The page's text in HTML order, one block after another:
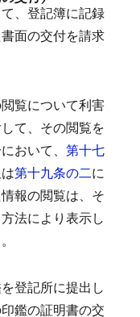
、登記簿に記録
面の交付を請求
覧について利害
て、その閲覧を
おいて、 第十七
第十九条の二に
報の閲覧は、そ
法により表示し
登記所に提出し
鑑の証明書の交